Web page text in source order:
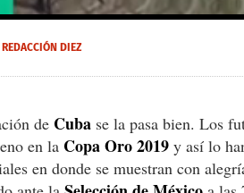
REDACCIÓN DIEZ
de Cuba se la pasa bien. Los
en la Copa Oro 2019 y así lo
en donde se muestran con